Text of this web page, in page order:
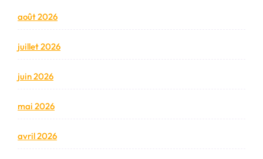
août 2026
juillet 2026
juin 2026
mai 2026
avril 2026